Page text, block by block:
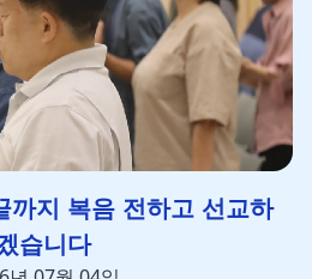
까지 복음 전하고 선교하
습니다